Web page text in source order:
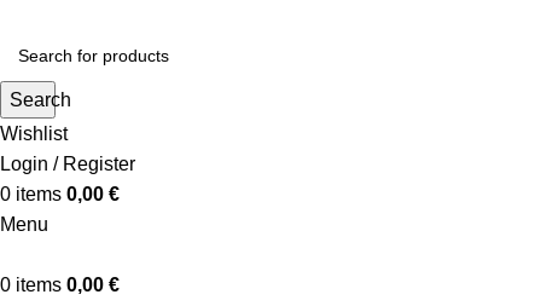
Search
Wishlist
Login / Register
0 items 0,00 €
Menu
0 items 0,00 €